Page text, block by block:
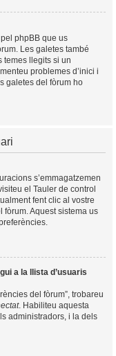
phpBB que us
Les galetes també
temes llegits si un
problemes d’inici i
galetes del fòrum ho
s’emmagatzemen
el Tauler de control
fent clic al vostre
fòrum. Aquest sistema us
a la llista d’usuaris
del fòrum”, trobareu
. Habiliteu aquesta
administradors, i la dels